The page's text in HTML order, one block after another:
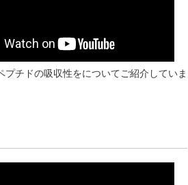
プチドの吸収性をについてご紹介していま